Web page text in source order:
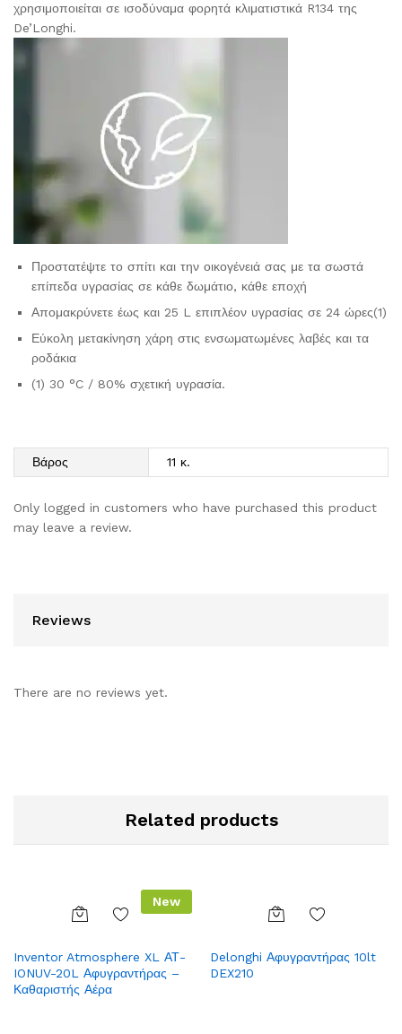
χρησιμοποιείται σε ισοδύναμα φορητά κλιματιστικά R134 της
De’Longhi.
Προστατέψτε το σπίτι και την οικογένειά σας με τα σωστά
επίπεδα υγρασίας σε κάθε δωμάτιο, κάθε εποχή
Απομακρύνετε έως και 25 L επιπλέον υγρασίας σε 24 ώρες(1)
Εύκολη μετακίνηση χάρη στις ενσωματωμένες λαβές και τα
ροδάκια
(1) 30 °C / 80% σχετική υγρασία.
Βάρος 11 κ.
Only logged in customers who have purchased this product
may leave a review.
Reviews
There are no reviews yet.
Related products
New
to
Wish
list
Inventor Atmosphere XL ΑΤ-
IONUV-20L Αφυγραντήρας –
Καθαριστής Αέρα
to
Delonghi Αφυγραντήρας 10lt
DEX210